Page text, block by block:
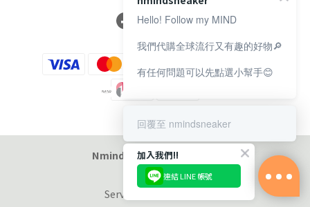
立即購買
Nmind Sneaker 恩邁選貨店
Service at 11:00-19:00
Hello! Follow my MIND
我們代購全球流行又有趣的好物🔎
有任何問題可以先點選小幫手😊
回覆至 nmindsneaker
加入我們!!
連結 LINE 帳號